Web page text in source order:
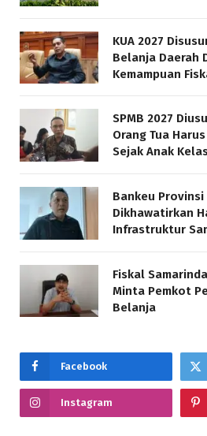
KUA 2027
Belanja Daerah
Kemampuan
SPMB 2027
Orang Tua
Sejak Anak
Bankeu Provinsi
Dikhawatirkan
Infrastruktur
Fiskal
Minta Pemkot
Belanja
Facebook
Instagram